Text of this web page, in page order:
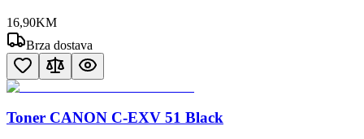
16,90KM
Brza dostava
Toner CANON C-EXV 51 Black